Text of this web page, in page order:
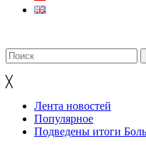
╳
Лента новостей
Популярное
Подведены итоги